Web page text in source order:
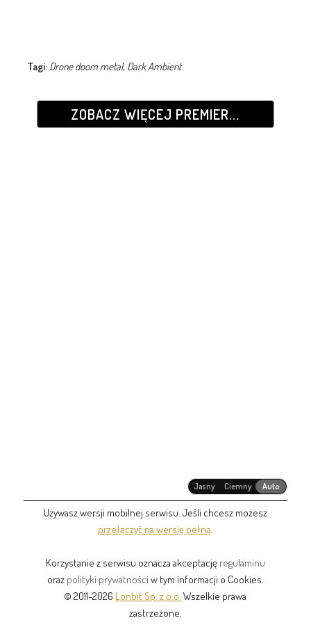
Tagi: Drone doom metal, Dark Ambient
ZOBACZ WIĘCEJ PREMIER...
Jasny Ciemny Auto
Używasz wersji mobilnej serwisu. Jeśli chcesz możesz
przełączyć na wersję pełną
Korzystanie z serwisu oznacza akceptację regulaminu
oraz polityki prywatności w tym informacji o Cookies.
© 2011-2026 Lonbit Sp. z o.o. Wszelkie prawa
zastrzeżone.